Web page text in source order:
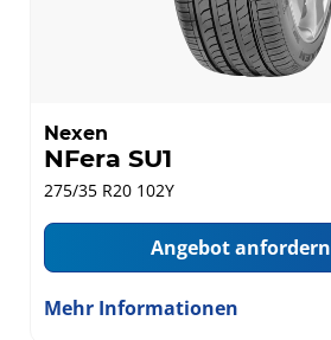
Nexen
NFera SU1
275/35 R20 102Y
Angebot anfordern
Mehr Informationen